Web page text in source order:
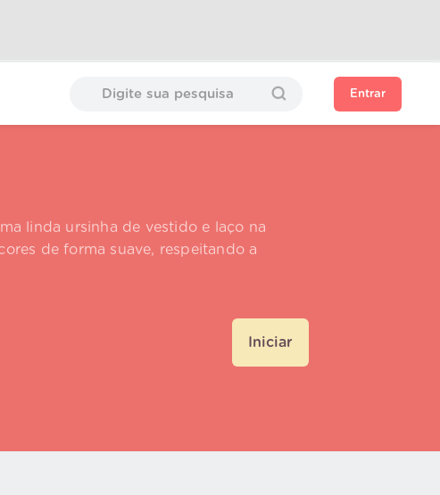
Entrar
linda ursinha de vestido e laço na
de forma suave, respeitando a
Iniciar